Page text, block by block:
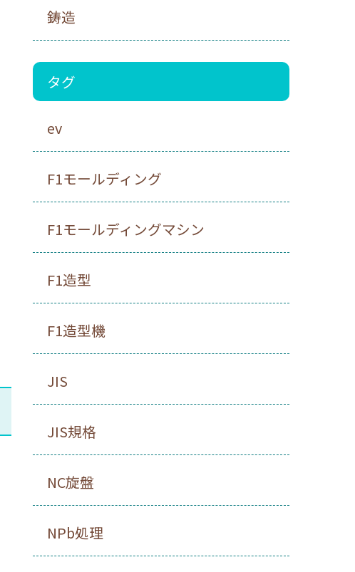
鋳造
タグ
ev
F1モールディング
F1モールディングマシン
F1造型
F1造型機
JIS
JIS規格
NC旋盤
NPb処理